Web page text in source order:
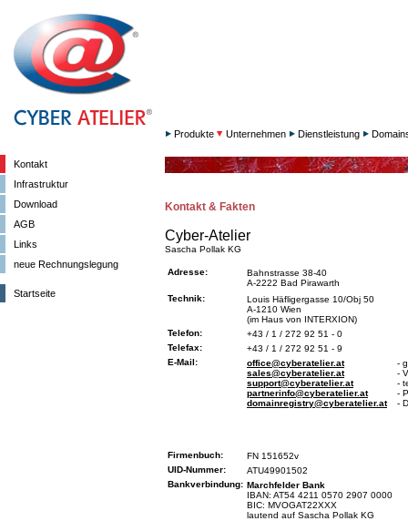
Kontakt
Infrastruktur
Download
AGB
Links
neue Rechnungslegung
Startseite
Produkte Unternehmen Dienstleistung
Kontakt & Fakten
Cyber-Atelier
Sascha Pollak KG
Adresse:
Bahnstrasse 38-40
A-2222 Bad Pirawarth
Technik:
Louis Häfligergasse 10/Obj 50
A-1210 Wien
(im Haus von INTERXION)
Telefon:
+43 / 1 / 272 92 51 - 0
Telefax:
+43 / 1 / 272 92 51 - 9
E-Mail:
office@cyberatelier.at
sales@cyberatelier.at
support@cyberatelier.at
partnerinfo@cyberatelier.at
domainregistry@cyberatelier.at
-
-
-
-
-
Firmenbuch:
FN 151652v
UID-Nummer:
ATU49901502
Bankverbindung: Marchfelder Bank
IBAN: AT54 4211 0570 2907 0000
BIC: MVOGAT22XXX
lautend auf Sascha Pollak KG